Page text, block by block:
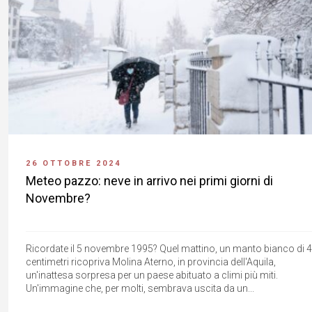
26 OTTOBRE 2024
Meteo pazzo: neve in arrivo nei primi giorni di
Novembre?
Ricordate il 5 novembre 1995? Quel mattino, un manto bianco di
centimetri ricopriva Molina Aterno, in provincia dell'Aquila,
un'inattesa sorpresa per un paese abituato a climi più miti.
Un'immagine che, per molti, sembrava uscita da un...